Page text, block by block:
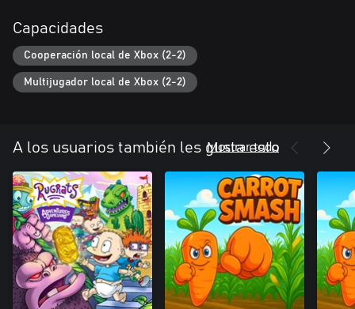
Capacidades
Cooperación local de Xbox (2-2)
Multijugador local de Xbox (2-2)
A los usuarios también les gusta esto
Mostrar todo